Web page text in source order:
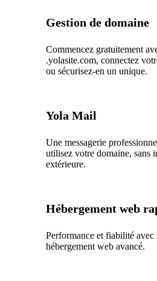
Gestion de domaine
Commencez gratuitement
.yolasite.com, connectez
ou sécurisez-en un unique.
Yola Mail
Une messagerie
utilisez votre domaine, sans
extérieure.
Hébergement web
Performance et fiabilité avec
hébergement web avancé.